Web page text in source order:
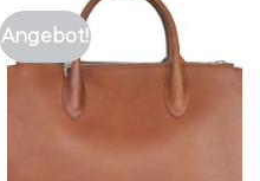
Angebot!